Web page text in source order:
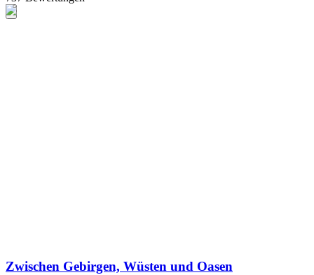
Zwischen Gebirgen, Wüsten und Oasen